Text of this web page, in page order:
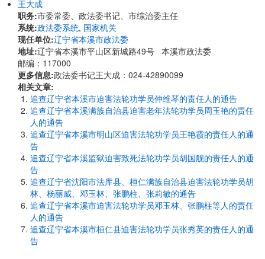
王大成
职务:市委常委、政法委书记、市综治委主任
系统:政法委系统, 国家机关
现任单位:辽宁省本溪市政法委
地址:辽宁省本溪市平山区新城路49号 本溪市政法委
邮编：117000
更多信息:政法委书记王大成：024-42890099
相关文章:
追查辽宁省本溪市迫害法轮功学员仲维琴的责任人的通告
追查辽宁省本溪满族自治县迫害老年法轮功学员周玉艳的责任
人的通告
追查辽宁省本溪市明山区迫害法轮功学员王艳霞的责任人的通
告
追查辽宁省本溪监狱迫害致死法轮功学员胡国舰的责任人的通
告
追查辽宁省沈阳市法库县、桓仁满族自治县迫害法轮功学员胡
林、杨丽威、邓玉林、张鹏柱、张莉敏的通告
追查辽宁省本溪市迫害法轮功学员邓玉林、张鹏柱等人的责任
人的通告
追查辽宁省本溪市桓仁县迫害法轮功学员张秀英的责任人的通
告